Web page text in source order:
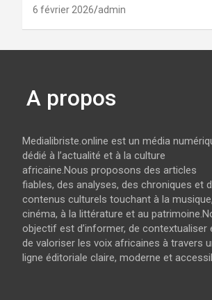
6 février 2026 admin
A propos
Medialibriste.online est un média
dédié à l’actualité et à la culture
africaine.Nous proposons des articles
fiables, des analyses, des chroniques et
contenus culturels touchant à la
cinéma, à la littérature et au
objectif est d’informer, de contextualiser
de valoriser les voix africaines à travers
ligne éditoriale claire, moderne et